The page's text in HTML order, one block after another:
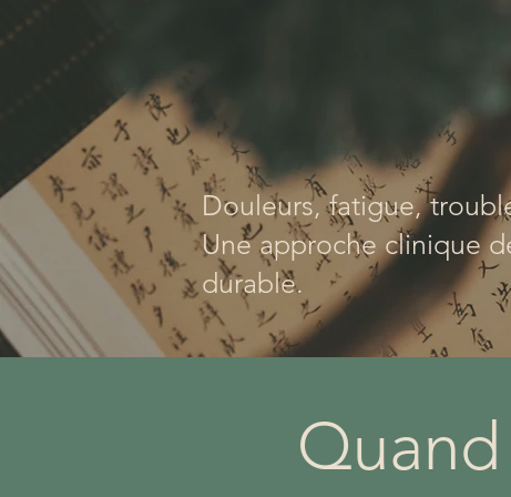
Douleurs, fatigue,
Une approche clinique
durable.